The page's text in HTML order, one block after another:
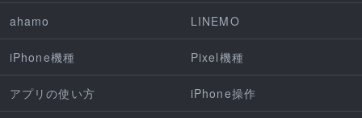
ahamo LINEMO
iPhone機種 Pixel機種
アプリの使い方 iPhone操作